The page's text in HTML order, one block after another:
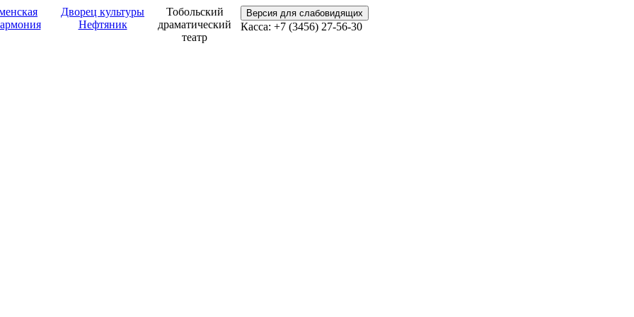
Дворец культуры
Нефтяник
Тобольский
драматический
театр
Версия для слабовидящих
Касса: +7 (3456) 27-56-30